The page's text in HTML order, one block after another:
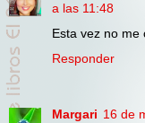
a las 11:48
Esta vez no me
Responder
Margari 16 de